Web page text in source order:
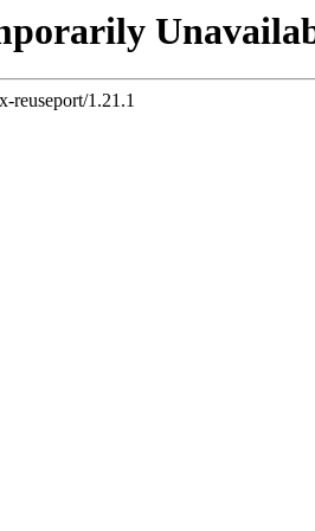
reuseport/1.21.1